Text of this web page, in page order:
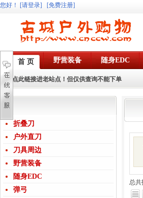
您好 ！ [请登录] [免费注册]
首 页 野营装备 随身EDC
点此链接进老站点！但仅供查询不能下单
折叠刀
户外直刀
刀具周边
野营装备
随身EDC
弹弓
总共